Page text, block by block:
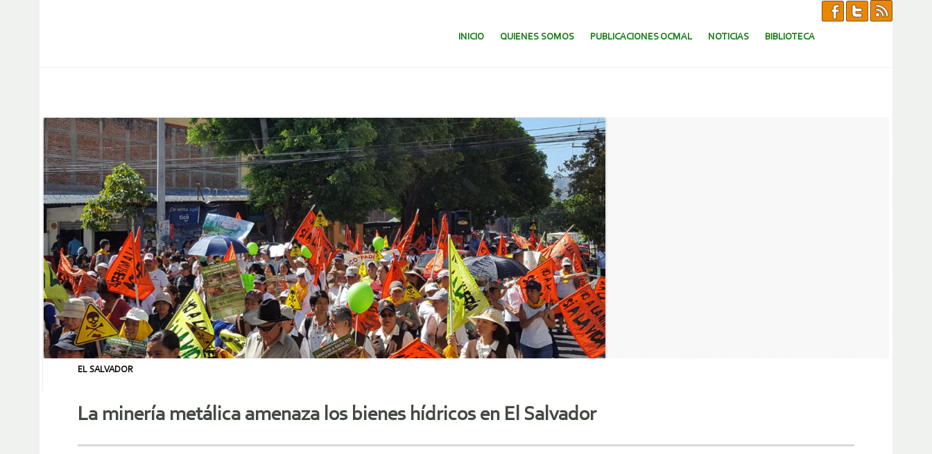
SALTAR AL CONTENIDO.
INICIO QUIENES SOMOS PUBLICACIONES OCMAL NOTICIAS BIBLIOTECA
EL SALVADOR
La minería metálica amenaza los bienes hídricos en El Salvador